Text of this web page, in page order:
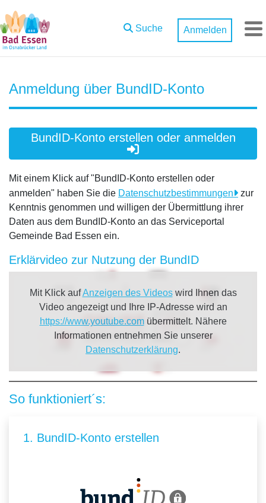
Zum Hauptinhalt springen
Suche
Anmelden
Anmeldung über BundID-Konto
BundID-Konto erstellen oder anmelden
Mit einem Klick auf "BundID-Konto erstellen oder
anmelden" haben Sie die Datenschutzbestimmungen
zur
Kenntnis genommen und willigen der Übermittlung ihrer
Daten aus dem BundID-Konto an das Serviceportal
Gemeinde Bad Essen ein.
Erklärvideo zur Nutzung der BundID
Mit Klick aufAnzeigen des Videoswird Ihnen das
Video angezeigt und Ihre IP-Adresse wird an
https://www.youtube.comübermittelt. Nähere
Informationen entnehmen Sie unserer
Datenschutzerklärung.
So funktioniert´s:
1. BundID-Konto erstellen